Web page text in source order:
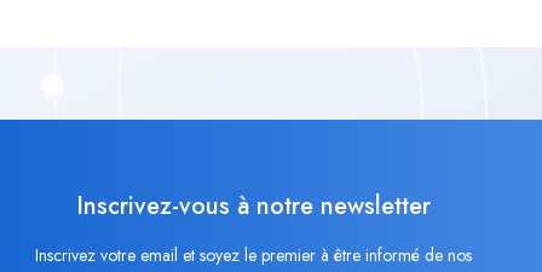
Inscrivez-vous à notre newsletter
Inscrivez votre email et soyez le premier à être informé de nos